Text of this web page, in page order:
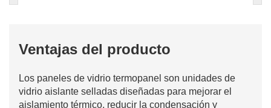
Ventajas del producto
Los paneles de vidrio termopanel son unidades de
vidrio aislante selladas diseñadas para mejorar el
aislamiento térmico, reducir la condensación y